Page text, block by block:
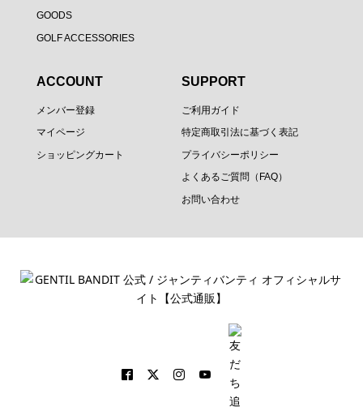
GOODS
GOLF ACCESSORIES
ACCOUNT
メンバー登録
マイページ
ショッピングカート
SUPPORT
ご利用ガイド
特定商取引法に基づく表記
プライバシーポリシー
よくあるご質問（FAQ）
お問い合わせ